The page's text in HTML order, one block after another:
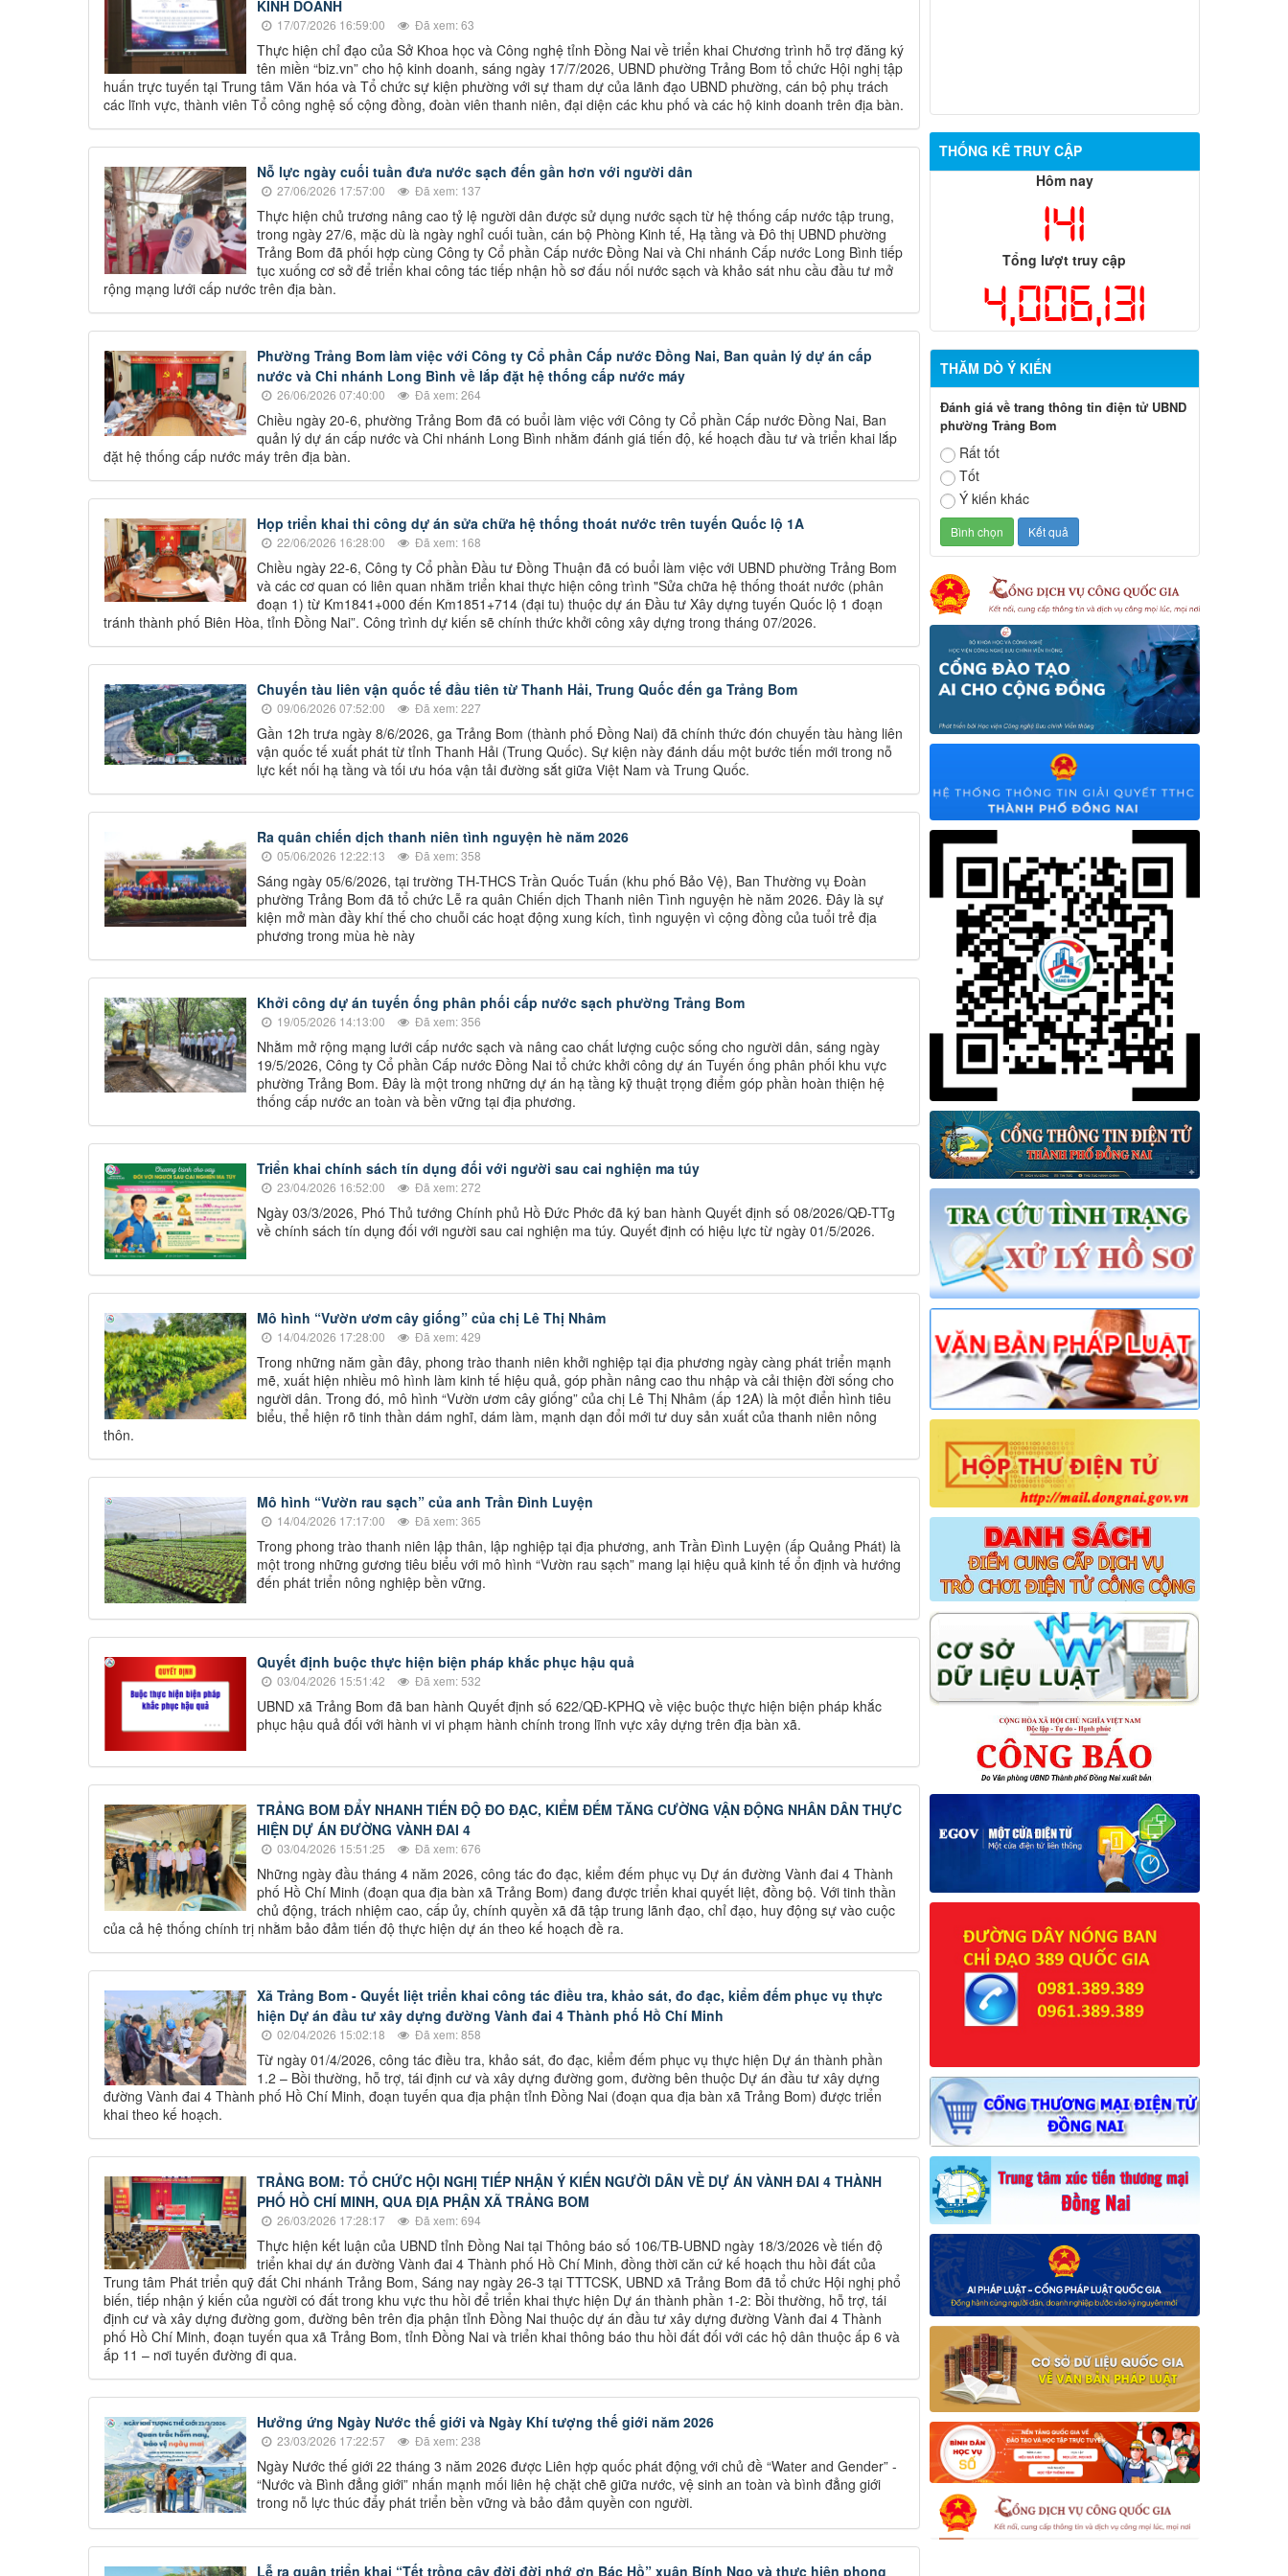
KINH DOANH
17/07/2026 16:59:00 Đã xem: 63
Thực hiện chỉ đạo của Sở Khoa học và Công nghệ tỉnh Đồng Nai về triển khai Chương trình hỗ trợ đăng ký
tên miền “biz.vn” cho hộ kinh doanh, sáng ngày 17/7/2026, UBND phường Trảng Bom tổ chức Hội nghị tập
huấn trực tuyến tại Trung tâm Văn hóa và Tổ chức sự kiện phường với sự tham dự của lãnh đạo UBND phường, cán bộ phụ trách
các lĩnh vực, thành viên Tổ công nghệ số cộng đồng, đoàn viên thanh niên, đại diện các khu phố và các hộ kinh doanh trên địa bàn.
Nỗ lực ngày cuối tuần đưa nước sạch đến gần hơn với người dân
27/06/2026 17:57:00 Đã xem: 137
Thực hiện chủ trương nâng cao tỷ lệ người dân được sử dụng nước sạch từ hệ thống cấp nước tập trung,
trong ngày 27/6, mặc dù là ngày nghỉ cuối tuần, cán bộ Phòng Kinh tế, Hạ tầng và Đô thị UBND phường
Trảng Bom đã phối hợp cùng Công ty Cổ phần Cấp nước Đồng Nai và Chi nhánh Cấp nước Long Bình tiếp
tục xuống cơ sở để triển khai công tác tiếp nhận hồ sơ đấu nối nước sạch và khảo sát nhu cầu đầu tư mở
rộng mạng lưới cấp nước trên địa bàn.
Phường Trảng Bom làm việc với Công ty Cổ phần Cấp nước Đồng Nai, Ban quản lý dự án cấp
nước và Chi nhánh Long Bình về lắp đặt hệ thống cấp nước máy
26/06/2026 07:40:00 Đã xem: 264
Chiều ngày 20-6, phường Trảng Bom đã có buổi làm việc với Công ty Cổ phần Cấp nước Đồng Nai, Ban
quản lý dự án cấp nước và Chi nhánh Long Bình nhằm đánh giá tiến độ, kế hoạch đầu tư và triển khai lắp
đặt hệ thống cấp nước máy trên địa bàn.
Họp triển khai thi công dự án sửa chữa hệ thống thoát nước trên tuyến Quốc lộ 1A
22/06/2026 16:28:00 Đã xem: 168
Chiều ngày 22-6, Công ty Cổ phần Đầu tư Đồng Thuận đã có buổi làm việc với UBND phường Trảng Bom
và các cơ quan có liên quan nhằm triển khai thực hiện công trình "Sửa chữa hệ thống thoát nước (phân
đoạn 1) từ Km1841+000 đến Km1851+714 (đại tu) thuộc dự án Đầu tư Xây dựng tuyến Quốc lộ 1 đoạn
tránh thành phố Biên Hòa, tỉnh Đồng Nai”. Công trình dự kiến sẽ chính thức khởi công xây dựng trong tháng 07/2026.
Chuyến tàu liên vận quốc tế đầu tiên từ Thanh Hải, Trung Quốc đến ga Trảng Bom
09/06/2026 07:52:00 Đã xem: 227
Gần 12h trưa ngày 8/6/2026, ga Trảng Bom (thành phố Đồng Nai) đã chính thức đón chuyến tàu hàng liên
vận quốc tế xuất phát từ tỉnh Thanh Hải (Trung Quốc). Sự kiện này đánh dấu một bước tiến mới trong nỗ
lực kết nối hạ tầng và tối ưu hóa vận tải đường sắt giữa Việt Nam và Trung Quốc.
Ra quân chiến dịch thanh niên tình nguyện hè năm 2026
05/06/2026 12:22:13 Đã xem: 358
Sáng ngày 05/6/2026, tại trường TH-THCS Trần Quốc Tuấn (khu phố Bảo Vệ), Ban Thường vụ Đoàn
phường Trảng Bom đã tổ chức Lễ ra quân Chiến dịch Thanh niên Tình nguyện hè năm 2026. Đây là sự
kiện mở màn đầy khí thế cho chuỗi các hoạt động xung kích, tình nguyện vì cộng đồng của tuổi trẻ địa
phương trong mùa hè này
Khởi công dự án tuyến ống phân phối cấp nước sạch phường Trảng Bom
19/05/2026 14:13:00 Đã xem: 356
Nhằm mở rộng mạng lưới cấp nước sạch và nâng cao chất lượng cuộc sống cho người dân, sáng ngày
19/5/2026, Công ty Cổ phần Cấp nước Đồng Nai tổ chức khởi công dự án Tuyến ống phân phối khu vực
phường Trảng Bom. Đây là một trong những dự án hạ tầng kỹ thuật trọng điểm góp phần hoàn thiện hệ
thống cấp nước an toàn và bền vững tại địa phương.
Triển khai chính sách tín dụng đối với người sau cai nghiện ma túy
23/04/2026 16:52:00 Đã xem: 272
Ngày 03/3/2026, Phó Thủ tướng Chính phủ Hồ Đức Phớc đã ký ban hành Quyết định số 08/2026/QĐ-TTg
về chính sách tín dụng đối với người sau cai nghiện ma túy. Quyết định có hiệu lực từ ngày 01/5/2026.
Mô hình “Vườn ươm cây giống” của chị Lê Thị Nhâm
14/04/2026 17:28:00 Đã xem: 429
Trong những năm gần đây, phong trào thanh niên khởi nghiệp tại địa phương ngày càng phát triển mạnh
mẽ, xuất hiện nhiều mô hình làm kinh tế hiệu quả, góp phần nâng cao thu nhập và cải thiện đời sống cho
người dân. Trong đó, mô hình “Vườn ươm cây giống” của chị Lê Thị Nhâm (ấp 12A) là một điển hình tiêu
biểu, thể hiện rõ tinh thần dám nghĩ, dám làm, mạnh dạn đổi mới tư duy sản xuất của thanh niên nông
thôn.
Mô hình “Vườn rau sạch” của anh Trần Đình Luyện
14/04/2026 17:17:00 Đã xem: 365
Trong phong trào thanh niên lập thân, lập nghiệp tại địa phương, anh Trần Đình Luyện (ấp Quảng Phát) là
một trong những gương tiêu biểu với mô hình “Vườn rau sạch” mang lại hiệu quả kinh tế ổn định và hướng
đến phát triển nông nghiệp bền vững.
Quyết định buộc thực hiện biện pháp khắc phục hậu quả
03/04/2026 15:51:42 Đã xem: 532
UBND xã Trảng Bom đã ban hành Quyết định số 622/QĐ-KPHQ về việc buộc thực hiện biện pháp khắc
phục hậu quả đối với hành vi vi phạm hành chính trong lĩnh vực xây dựng trên địa bàn xã.
TRẢNG BOM ĐẨY NHANH TIẾN ĐỘ ĐO ĐẠC, KIỂM ĐẾM TĂNG CƯỜNG VẬN ĐỘNG NHÂN DÂN THỰC
HIỆN DỰ ÁN ĐƯỜNG VÀNH ĐAI 4
03/04/2026 15:51:25 Đã xem: 676
Những ngày đầu tháng 4 năm 2026, công tác đo đạc, kiểm đếm phục vụ Dự án đường Vành đai 4 Thành
phố Hồ Chí Minh (đoạn qua địa bàn xã Trảng Bom) đang được triển khai quyết liệt, đồng bộ. Với tinh thần
chủ động, trách nhiệm cao, cấp ủy, chính quyền xã đã tập trung lãnh đạo, chỉ đạo, huy động sự vào cuộc
của cả hệ thống chính trị nhằm bảo đảm tiến độ thực hiện dự án theo kế hoạch đề ra.
Xã Trảng Bom - Quyết liệt triển khai công tác điều tra, khảo sát, đo đạc, kiểm đếm phục vụ thực
hiện Dự án đầu tư xây dựng đường Vành đai 4 Thành phố Hồ Chí Minh
02/04/2026 15:02:18 Đã xem: 858
Từ ngày 01/4/2026, công tác điều tra, khảo sát, đo đạc, kiểm đếm phục vụ thực hiện Dự án thành phần
1.2 – Bồi thường, hỗ trợ, tái định cư và xây dựng đường gom, đường bên thuộc Dự án đầu tư xây dựng
đường Vành đai 4 Thành phố Hồ Chí Minh, đoạn tuyến qua địa phận tỉnh Đồng Nai (đoạn qua địa bàn xã Trảng Bom) được triển
khai theo kế hoạch.
TRẢNG BOM: TỔ CHỨC HỘI NGHỊ TIẾP NHẬN Ý KIẾN NGƯỜI DÂN VỀ DỰ ÁN VÀNH ĐAI 4 THÀNH
PHỐ HỒ CHÍ MINH, QUA ĐỊA PHẬN XÃ TRẢNG BOM
26/03/2026 17:28:17 Đã xem: 694
Thực hiện kết luận của UBND tỉnh Đồng Nai tại Thông báo số 106/TB-UBND ngày 18/3/2026 về tiến độ
triển khai dự án đường Vành đai 4 Thành phố Hồ Chí Minh, đồng thời căn cứ kế hoạch thu hồi đất của
Trung tâm Phát triển quỹ đất Chi nhánh Trảng Bom, Sáng nay ngày 26-3 tại TTTCSK, UBND xã Trảng Bom đã tổ chức Hội nghị phổ
biến, tiếp nhận ý kiến của người có đất trong khu vực thu hồi để triển khai thực hiện Dự án thành phần 1-2: Bồi thường, hỗ trợ, tái
định cư và xây dựng đường gom, đường bên trên địa phận tỉnh Đồng Nai thuộc dự án đầu tư xây dựng đường Vành đai 4 Thành
phố Hồ Chí Minh, đoạn tuyến qua xã Trảng Bom, tỉnh Đồng Nai và triển khai thông báo thu hồi đất đối với các hộ dân thuộc ấp 6 và
ấp 11 – nơi tuyến đường đi qua.
Hưởng ứng Ngày Nước thế giới và Ngày Khí tượng thế giới năm 2026
23/03/2026 17:22:57 Đã xem: 238
Ngày Nước thế giới 22 tháng 3 năm 2026 được Liên hợp quốc phát động ̣với chủ đề “Water and Gender” -
“Nước và Bình đẳng giới” nhấn mạnh mối liên hệ chặt chẽ giữa nước, vệ sinh an toàn và bình đẳng giới
trong nỗ lực thúc đẩy phát triển bền vững và bảo đảm quyền con người.
Lễ ra quân triển khai “Tết trồng cây đời đời nhớ ơn Bác Hồ” xuân Bính Ngọ và thực hiện phong
THỐNG KÊ TRUY CẬP
Hôm nay
141
Tổng lượt truy cập
4,006,131
THĂM DÒ Ý KIẾN
Đánh giá về trang thông tin điện tử UBND
phường Trảng Bom
Rất tốt
Tốt
Ý kiến khác